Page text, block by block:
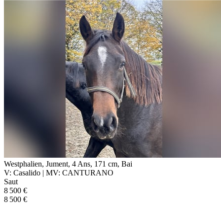
Westphalien, Jument, 4 Ans, 171 cm, Bai
V: Casalido | MV: CANTURANO
Saut
8 500 €
8 500 €